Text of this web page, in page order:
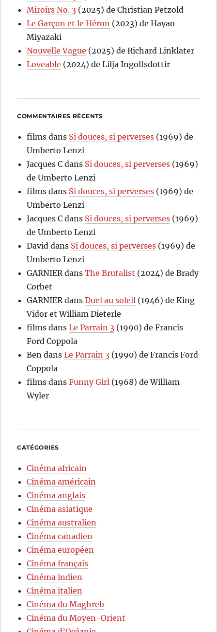
Miroirs No. 3 (2025) de Christian Petzold
Le Garçon et le Héron (2023) de Hayao
Miyazaki
Nouvelle Vague (2025) de Richard Linklater
Loveable (2024) de Lilja Ingolfsdottir
COMMENTAIRES RÉCENTS
films dans Si douces, si perverses (1969) de
Umberto Lenzi
Jacques C dans Si douces, si perverses (1969)
de Umberto Lenzi
films dans Si douces, si perverses (1969) de
Umberto Lenzi
Jacques C dans Si douces, si perverses (1969)
de Umberto Lenzi
David dans Si douces, si perverses (1969) de
Umberto Lenzi
GARNIERdansThe Brutalist (2024) de Brady
Corbet
GARNIERdansDuel au soleil (1946) de King
Vidor et William Dieterle
films dansLe Parrain 3 (1990) de Francis
Ford Coppola
Ben dansLe Parrain 3 (1990) de Francis Ford
Coppola
films dansFunny Girl (1968) de William
Wyler
CATÉGORIES
Cinéma africain
Cinéma américain
Cinéma anglais
Cinéma asiatique
Cinéma australien
Cinéma canadien
Cinéma européen
Cinéma français
Cinéma indien
Cinéma italien
Cinéma du Maghreb
Cinéma du Moyen-Orient